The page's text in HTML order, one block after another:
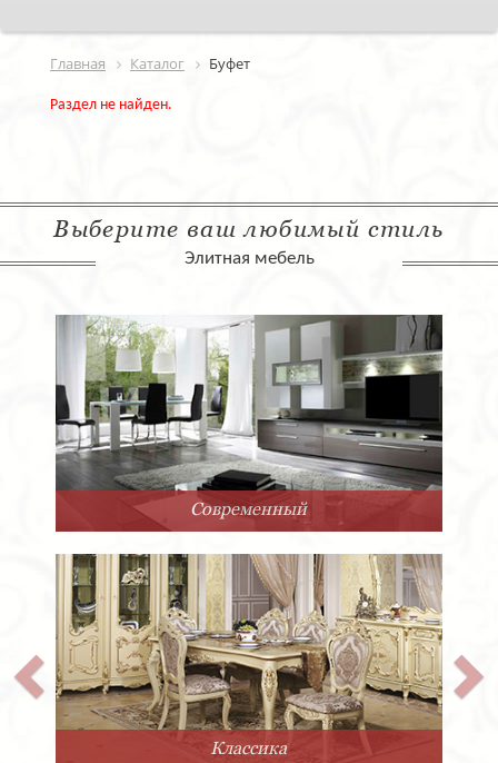
Главная Каталог Буфет
Раздел не найден.
Выберите ваш любимый стиль
Элитная мебель
Современный
Классика